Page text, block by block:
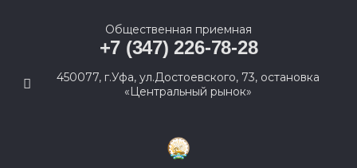
Общественная приемная
+7 (347) 226-78-28
450077, г.Уфа, ул.Достоевского, 73, остановка
«Центральный рынок»